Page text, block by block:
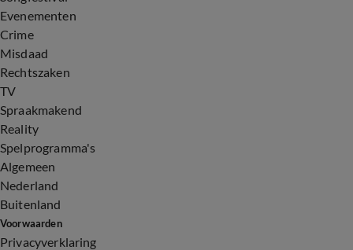
Evenementen
Crime
Misdaad
Rechtszaken
TV
Spraakmakend
Reality
Spelprogramma's
Algemeen
Nederland
Buitenland
Voorwaarden
Privacyverklaring